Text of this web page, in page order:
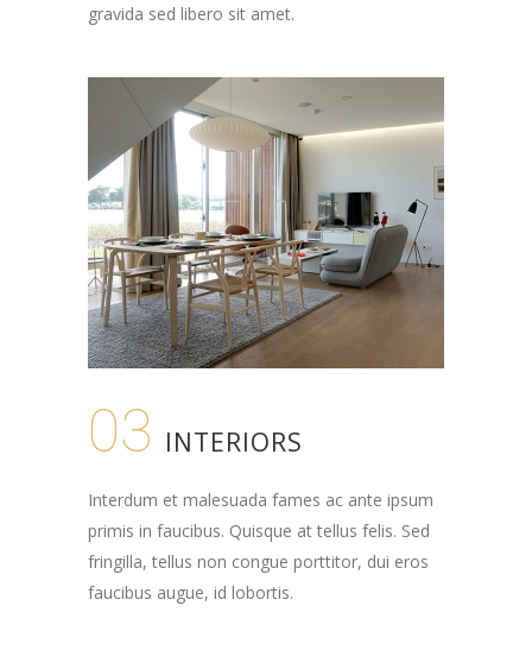
gravida sed libero sit amet.
03 INTERIORS
Interdum et malesuada fames ac ante ipsum
primis in faucibus. Quisque at tellus felis. Sed
fringilla, tellus non congue porttitor, dui eros
faucibus augue, id lobortis.